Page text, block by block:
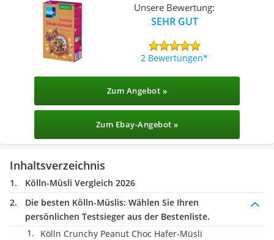
Unsere Bewertung:
SEHR GUT
2 Bewertungen
Zum Angebot »
Zum Ebay-Angebot »
Inhaltsverzeichnis
Kölln-Müsli Vergleich 2026
Die besten Kölln-Müslis: Wählen Sie Ihren
persönlichen Testsieger aus der Bestenliste.
Kölln Crunchy Peanut Choc Hafer-Müsli